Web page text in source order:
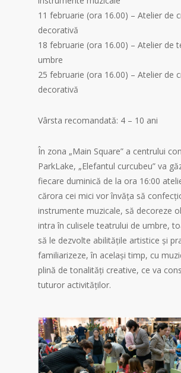
11 februarie (ora 16.00) – Atelier de
decorativă
18 februarie (ora 16.00) – Atelier de
umbre
25 februarie (ora 16.00) – Atelier de
decorativă
Vârsta recomandată: 4 – 10 ani
În zona „Main Square” a centrului
ParkLake, „Elefantul curcubeu” va
fiecare duminică de la ora 16:00
cărora cei mici vor învăța să
instrumente muzicale, să decoreze
intra în culisele teatrului de umbre,
să le dezvolte abilitățile artistice și
familiarizeze, în același timp, cu
plină de tonalități creative, ce va
tuturor activităților.